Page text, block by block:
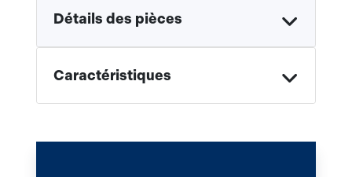
Détails des pièces
Caractéristiques